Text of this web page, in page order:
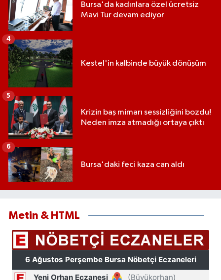
Bursa'da kadınlara özel ücretsiz
Mavi Tur devam ediyor
Kestel'in kalbinde büyük dönüşüm
4
Krizin baş mimarı sessizliğini bozdu!
Neden imza atmadığı ortaya çıktı
5
Bursa'daki feci kaza can aldı
6
Metin & HTML